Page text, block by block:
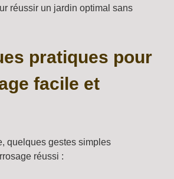
réussir un jardin optimal sans
pratiques pour
facile et
quelques gestes simples
réussi :